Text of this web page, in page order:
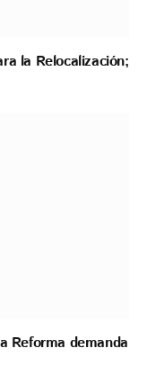
la Relocalización;
Reforma demanda